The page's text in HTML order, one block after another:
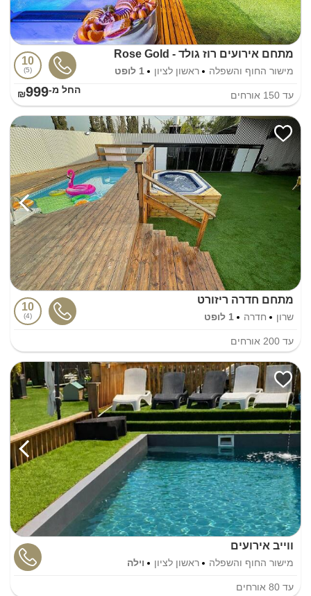
מתחם אירועים רוז גולד - Rose Gold
מישור החוף והשפלה ראשון לציון 1 לופט
10
5
עד 150 אורחים החל מ-₪999
מתחם חדרה ריזורט
שרון חדרה 1 לופט
10
4
עד 200 אורחים
ווייב אירועים
מישור החוף והשפלה ראשון לציון וילה
עד 80 אורחים